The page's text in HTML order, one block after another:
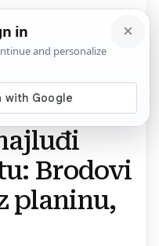
Brodovi
planinu,